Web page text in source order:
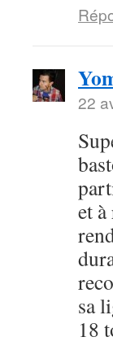
22
et
sa
18